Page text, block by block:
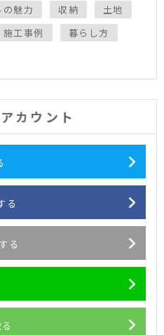
魅力 収納
土地
施工事例
暮らし方
カウント
る
る